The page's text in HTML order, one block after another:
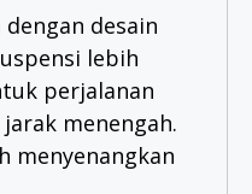
desain
lebih
perjalanan
menengah.
menyenangkan​